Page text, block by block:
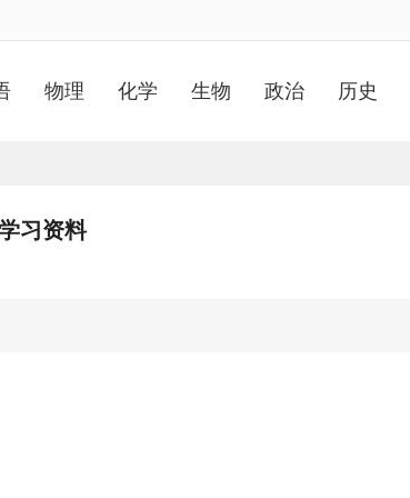
物理 化学 生物 政治 历史
习资料